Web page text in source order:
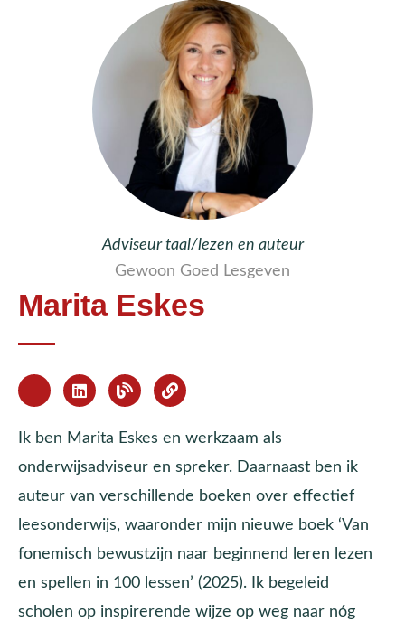
Adviseur taal/lezen en auteur
Gewoon Goed Lesgeven
Marita Eskes
Ik ben Marita Eskes en werkzaam als
onderwijsadviseur en spreker. Daarnaast ben ik
auteur van verschillende boeken over effectief
leesonderwijs, waaronder mijn nieuwe boek ‘Van
fonemisch bewustzijn naar beginnend leren lezen
en spellen in 100 lessen’ (2025). Ik begeleid
scholen op inspirerende wijze op weg naar nóg